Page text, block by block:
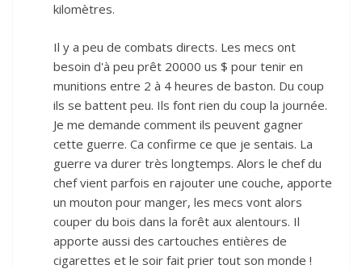
kilomètres.
Il y a peu de combats directs. Les mecs ont
besoin d'à peu prêt 20000 us $ pour tenir en
munitions entre 2 à 4 heures de baston. Du coup
ils se battent peu. Ils font rien du coup la journée.
Je me demande comment ils peuvent gagner
cette guerre. Ca confirme ce que je sentais. La
guerre va durer très longtemps. Alors le chef du
chef vient parfois en rajouter une couche, apporte
un mouton pour manger, les mecs vont alors
couper du bois dans la forêt aux alentours. Il
apporte aussi des cartouches entières de
cigarettes et le soir fait prier tout son monde !